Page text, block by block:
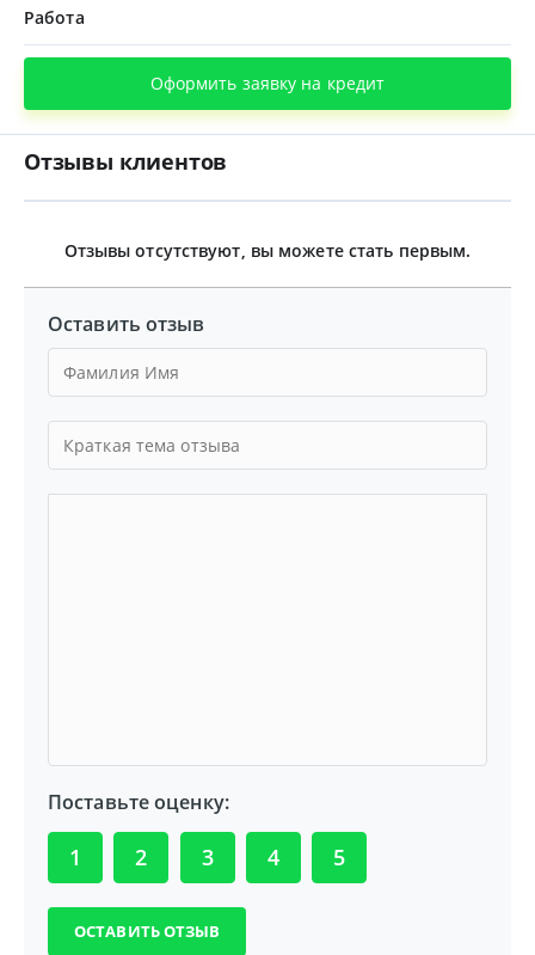
Работа
Оформить заявку на кредит
Отзывы клиентов
Отзывы отсутствуют, вы можете стать первым.
Оставить отзыв
Поставьте оценку:
1 2 3 4 5